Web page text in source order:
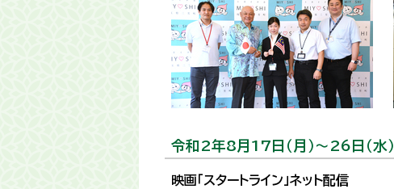
令和2年8月17日（月）～26日（水）
映画「スタートライン」ネット配信